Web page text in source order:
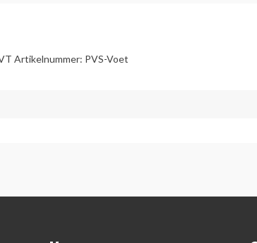
Artikelnummer: PVS-Voet